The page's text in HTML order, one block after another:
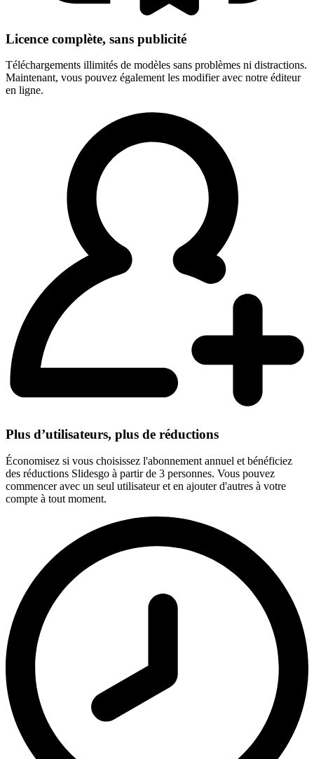
Licence complète, sans publicité
Téléchargements illimités de modèles sans problèmes ni distractions.
Maintenant, vous pouvez également les modifier avec notre éditeur
en ligne.
Plus d’utilisateurs, plus de réductions
Économisez si vous choisissez l'abonnement annuel et bénéficiez
des réductions Slidesgo à partir de 3 personnes. Vous pouvez
commencer avec un seul utilisateur et en ajouter d'autres à votre
compte à tout moment.